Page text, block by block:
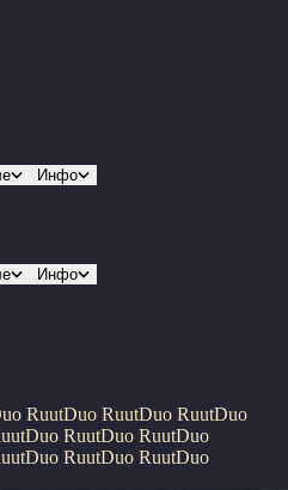
Инфо
Инфо
RuutDuo RuutDuo RuutDuo
Duo RuutDuo RuutDuo
Duo RuutDuo RuutDuo